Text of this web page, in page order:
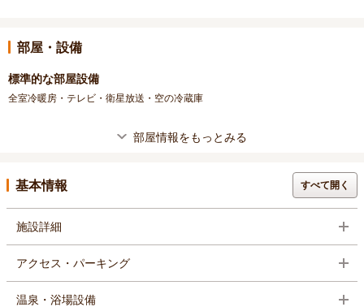
部屋・設備
標準的な部屋設備
全室冷暖房・テレビ・衛星放送・空の冷蔵庫
部屋情報をもっとみる
基本情報 すべて開く
施設詳細
アクセス・パーキング
温泉・浴場設備